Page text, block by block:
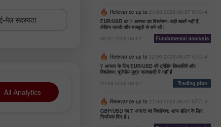
ई-मेल सदस्यता
All Analytics
Relevance up to 21:00 2026-08-07 UTC--4
EUR/USD का 7 अगस्त का विश्लेषण: बड़ी खबरें नहीं हैं,
लेकिन सतर्क और मजबूती से बने रहें।
08:07 2026-08-07
Fundamental analysis
Relevance up to 22:00 2026-08-07 UTC--4
7 अगस्त के लिए EUR/USD की ट्रेडिंग सिफारिशें और
विश्लेषण: यूरोपीय मुद्रा जल्दबाज़ी में नहीं है
10:28 2026-08-07
Trading plan
Relevance up to 21:00 2026-08-07 UTC--4
GBP/USD का 7 अगस्त का विश्लेषण: आज डॉलर के लिए
निर्णायक दिन है।